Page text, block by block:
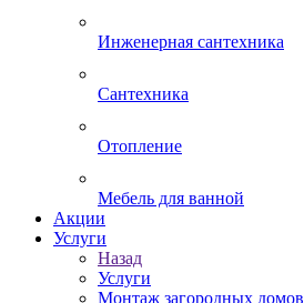
Инженерная сантехника
Сантехника
Отопление
Мебель для ванной
Акции
Услуги
Назад
Услуги
Монтаж загородных домов